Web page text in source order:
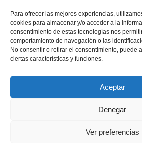
Para ofrecer las mejores experiencias,
cookies para almacenar y/o acceder a la
consentimiento de estas tecnologías nos
comportamiento de navegación o las
No consentir o retirar el consentimiento, puede
ciertas características y funciones.
Aceptar
Denegar
Ver preferencias
deskonektapp
THE HELP OF PEOPLE WITH
A RESPONSIBLE USE OF